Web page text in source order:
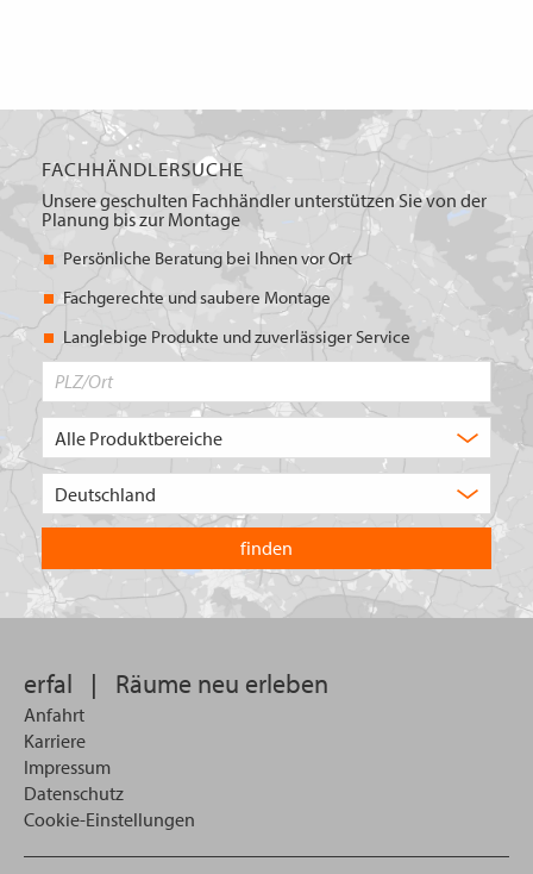
FACHHÄNDLERSUCHE
Unsere geschulten Fachhändler unterstützen Sie von der
Planung bis zur Montage
Persönliche Beratung bei Ihnen vor Ort
Fachgerechte und saubere Montage
Langlebige Produkte und zuverlässiger Service
in
welchem
Land
Sie
suchen
erfal | Räume neu erleben
Anfahrt
Karriere
Impressum
Datenschutz
Cookie-Einstellungen